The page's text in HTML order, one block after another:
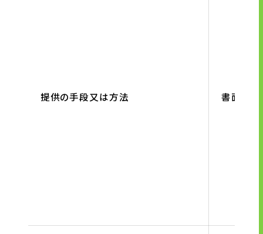
提供の手段又は方法 書面、電